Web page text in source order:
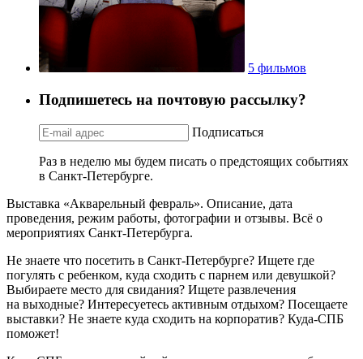
5 фильмов
Подпишетесь на почтовую рассылку?
Подписаться
Раз в неделю мы будем писать о предстоящих событиях
в Санкт-Петербурге.
Выставка «Акварельный февраль». Описание, дата
проведения, режим работы, фотографии и отзывы. Всё о
мероприятиях Санкт-Петербурга.
Не знаете что посетить в Санкт-Петербурге? Ищете где
погулять с ребенком, куда сходить с парнем или девушкой?
Выбираете место для свидания? Ищете развлечения
на выходные? Интересуетесь активным отдыхом? Посещаете
выставки? Не знаете куда сходить на корпоратив? Куда-СПБ
поможет!